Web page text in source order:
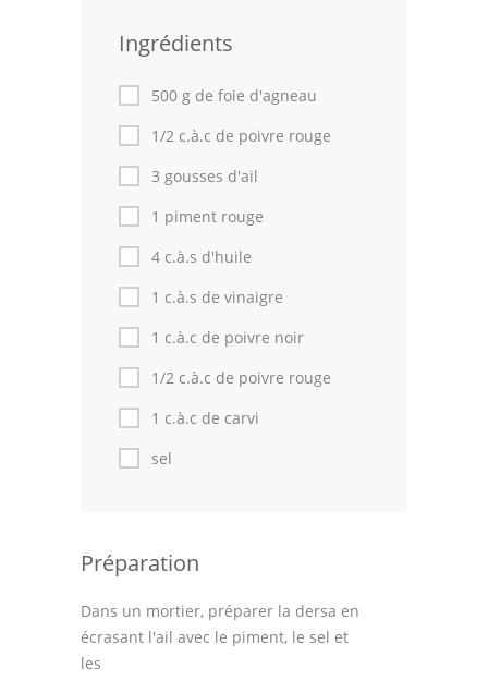
Chefs
Forum
Thèmes
Espace Personnel
Ingrédients
500 g de foie d'agneau
1/2 c.à.c de poivre rouge
3 gousses d'ail
1 piment rouge
4 c.à.s d'huile
1 c.à.s de vinaigre
1 c.à.c de poivre noir
1/2 c.à.c de poivre rouge
1 c.à.c de carvi
sel
Préparation
Dans un mortier, préparer la dersa en
écrasant l'ail avec le piment, le sel et
les